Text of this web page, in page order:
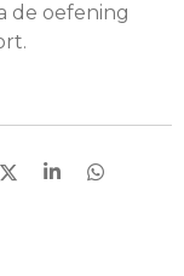
de oefening
D
S
D